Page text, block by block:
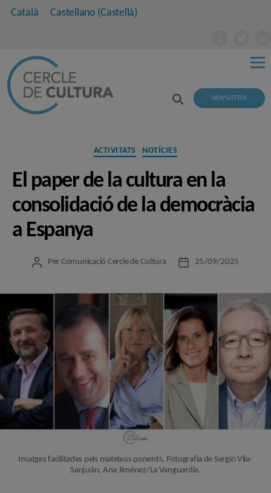
Català Castellano (Castellà)
NEWSLETTER
Categories
ACTIVITATS NOTÍCIES
El paper de la cultura en la
consolidació de la democràcia
a Espanya
Autor
Per Comunicació Cercle de Cultura
Data25/09/2025
Imatges facilitades pels mateixos ponents. Fotografia de Sergio Vila-
Sanjuán, Ana Jiménez/La Vanguardia.